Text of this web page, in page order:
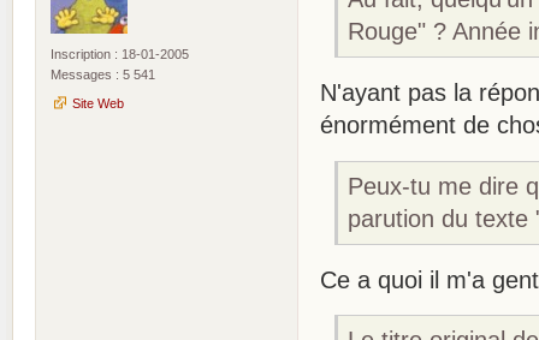
Inscription : 18-01-2005
Messages : 5 541
Site Web
Rouge" ? Année
N'ayant pas la
énormément de
Peux-tu me dire
parution du texte
Ce a quoi il m'a